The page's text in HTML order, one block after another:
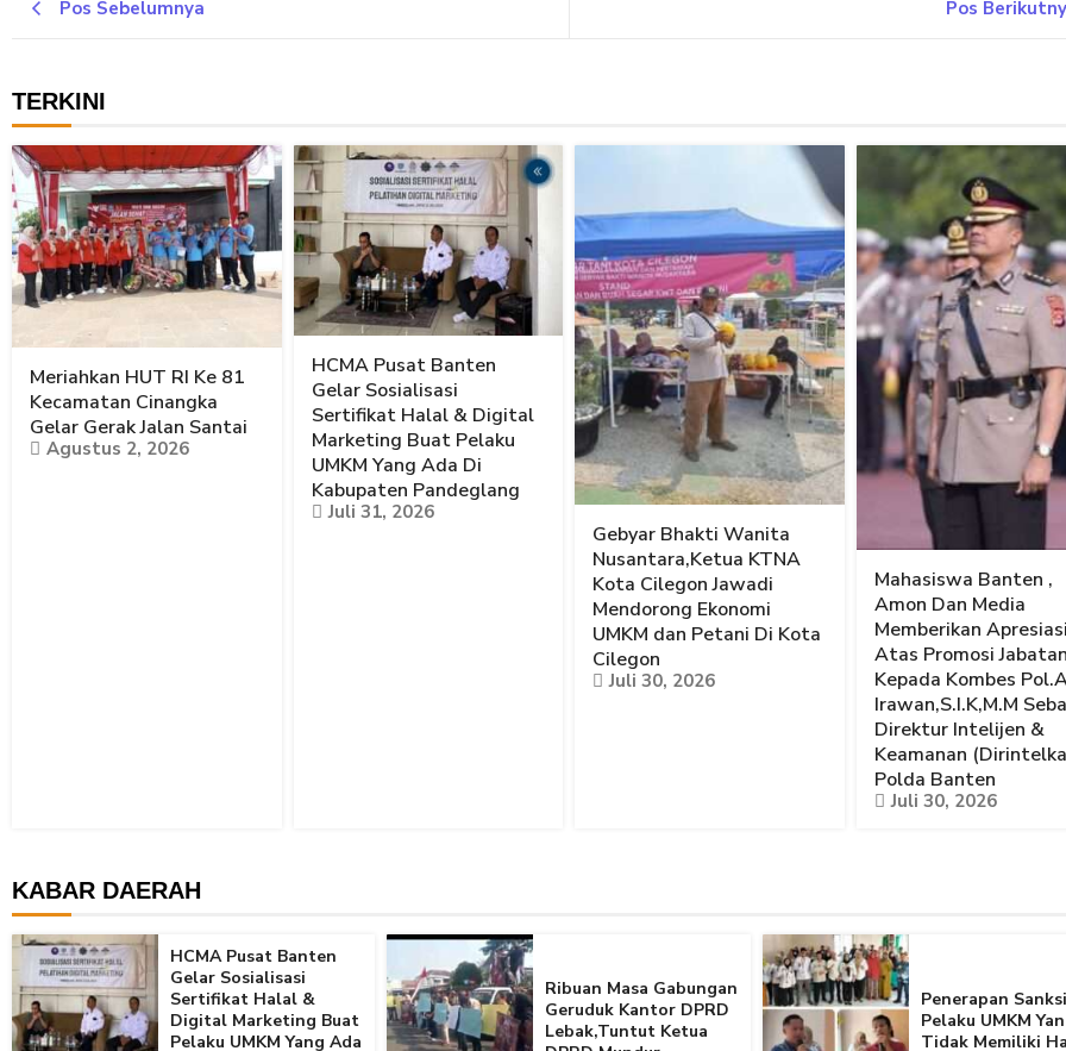
Pos Sebelumnya Pos
TERKINI
Meriahkan HUT RI Ke 81
Kecamatan Cinangka
Gelar Gerak Jalan Santai
Agustus 2, 2026
HCMA Pusat Banten
Gelar Sosialisasi
Sertifikat Halal & Digital
Marketing Buat Pelaku
UMKM Yang Ada Di
Kabupaten Pandeglang
Juli 31, 2026
Gebyar Bhakti Wanita
Nusantara,Ketua KTNA
Kota Cilegon Jawadi
Mendorong Ekonomi
UMKM dan Petani Di Kota
Cilegon
Juli 30, 2026
Mahasiswa Banten ,
Amon Dan Media
Memberikan
Atas Promosi
Kepada Kombes
Irawan,S.I.K,M.M
Direktur Intelijen &
Keamanan
Polda Banten
Juli 30, 2026
KABAR DAERAH
HCMA Pusat Banten
Gelar Sosialisasi
Sertifikat Halal &
Digital Marketing Buat
Pelaku UMKM Yang Ada
Ribuan Masa Gabungan
Geruduk Kantor DPRD
Lebak,Tuntut Ketua
Penerapan
Pelaku UMKM
Tidak Memiliki